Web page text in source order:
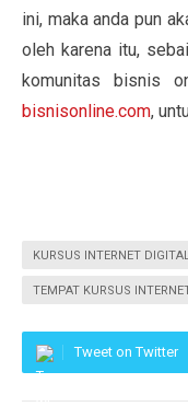
ini, maka anda pun
oleh karena itu,
komunitas bisnis
bisnisonline.com,
KURSUS INTERNET
TEMPAT KURSUS
Tweet on Twitter